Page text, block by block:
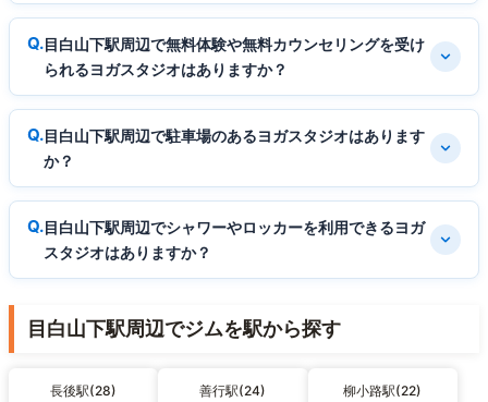
目白山下駅周辺で無料体験や無料カウンセリングを受け
られるヨガスタジオはありますか？
目白山下駅周辺で駐車場のあるヨガスタジオはあります
か？
目白山下駅周辺でシャワーやロッカーを利用できるヨガ
スタジオはありますか？
目白山下駅周辺でジムを駅から探す
長後駅(28) 善行駅(24) 柳小路駅(22)